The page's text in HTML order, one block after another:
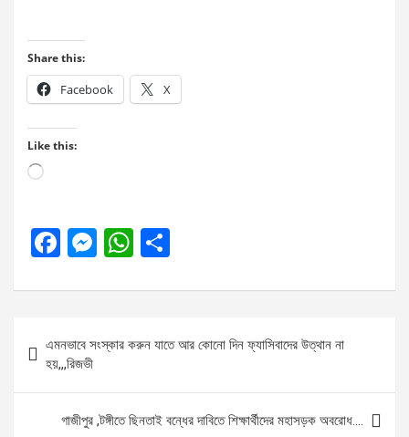
Share this:
Facebook X
Like this:
Loading…
F
ce
o
o
k
M
se
g
er
W
at
A
p
p
ar
navigation
এমনভাবে সংস্কার করুন যাতে আর কোনো দিন ফ্যাসিবাদের উত্থান না
হয়,,,রিজভী
গাজীপুর ,টঙ্গীতে ছিনতাই বন্ধের দাবিতে শিক্ষার্থীদের মহাসড়ক অবরোধ….